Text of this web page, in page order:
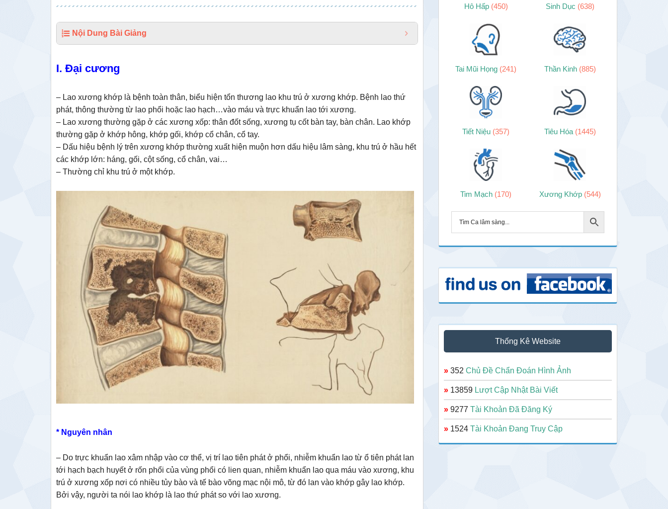
Nội Dung Bài Giảng
I. Đại cương
– Lao xương khớp là bệnh toàn thân, biểu hiện tổn thương lao khu trú ở xương khớp. Bệnh lao thứ
phát, thông thường từ lao phổi hoặc lao hạch…vào máu và trực khuẩn lao tới xương.
– Lao xương thường gặp ở các xương xốp: thân đốt sống, xương tụ cốt bàn tay, bàn chân. Lao khớp
thường gặp ở khớp hông, khớp gối, khớp cổ chân, cổ tay.
– Dấu hiệu bệnh lý trên xương khớp thường xuất hiện muộn hơn dấu hiệu lâm sàng, khu trú ở hầu hết
các khớp lớn: háng, gối, cột sống, cổ chân, vai…
– Thường chỉ khu trú ở một khớp.
* Nguyên nhân
– Do trực khuẩn lao xâm nhập vào cơ thể, vị trí lao tiên phát ở phổi, nhiễm khuẩn lao từ ổ tiên phát lan
tới hạch bạch huyết ở rốn phổi của vùng phổi có lien quan, nhiễm khuẩn lao qua máu vào xương, khu
trú ở xương xốp nơi có nhiều tủy bào và tế bào võng mạc nội mô, từ đó lan vào khớp gây lao khớp.
Bởi vậy, người ta nói lao khớp là lao thứ phát so với lao xương.
Hô Hấp (450) Sinh Dục (638)
Tai Mũi Họng (241) Thần Kinh (885)
Tiết Niệu (357) Tiêu Hóa (1445)
Tim Mạch (170) Xương Khớp (544)
Thống Kê Website
» 352 Chủ Đề Chẩn Đoán Hình Ảnh
» 13859 Lượt Cập Nhật Bài Viết
» 9277 Tài Khoản Đã Đăng Ký
» 1524 Tài Khoản Đang Truy Cập